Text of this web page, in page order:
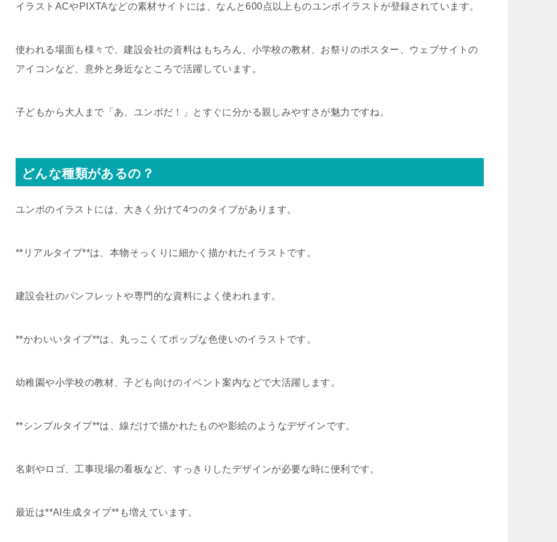
イラストACやPIXTAなどの素材サイトには、なんと600点以上ものユンボイラストが登録されています。
使われる場面も様々で、建設会社の資料はもちろん、小学校の教材、お祭りのポスター、ウェブサイトの
アイコンなど、意外と身近なところで活躍しています。
子どもから大人まで「あ、ユンボだ！」とすぐに分かる親しみやすさが魅力ですね。
どんな種類があるの？
ユンボのイラストには、大きく分けて4つのタイプがあります。
**リアルタイプ**は、本物そっくりに細かく描かれたイラストです。
建設会社のパンフレットや専門的な資料によく使われます。
**かわいいタイプ**は、丸っこくてポップな色使いのイラストです。
幼稚園や小学校の教材、子ども向けのイベント案内などで大活躍します。
**シンプルタイプ**は、線だけで描かれたものや影絵のようなデザインです。
名刺やロゴ、工事現場の看板など、すっきりしたデザインが必要な時に便利です。
最近は**AI生成タイプ**も増えています。